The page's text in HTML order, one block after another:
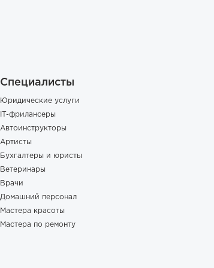
Специалисты
Юридические услуги
IT-фрилансеры
Автоинструкторы
Артисты
Бухгалтеры и юристы
Ветеринары
Врачи
Домашний персонал
Мастера красоты
Мастера по ремонту